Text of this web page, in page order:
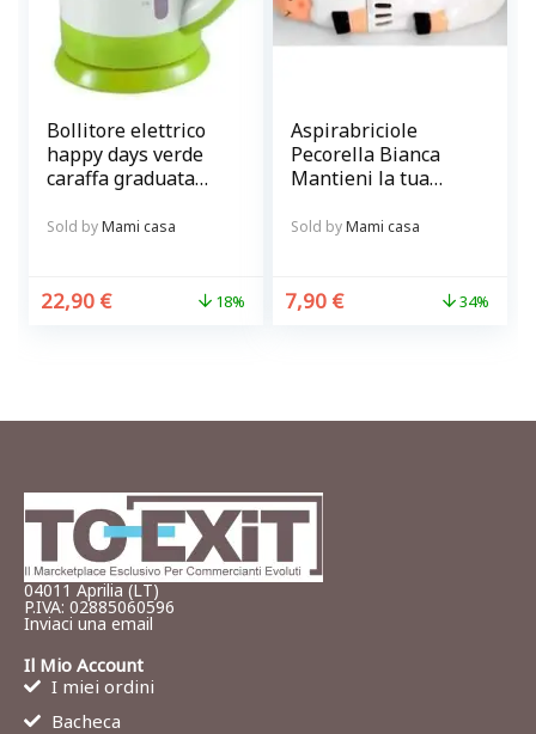
Bollitore elettrico
happy days verde
caraffa graduata
Sold byMami casa
22,90 € 18%
Aspirabriciole
Pecorella Bianca
Mantieni la tua
ordinata
Sold byMami casa
7,90 € 34%
04011 Aprilia (LT)
P.IVA: 02885060596
Inviaci una email
Il Mio Account
I miei ordini
Bacheca